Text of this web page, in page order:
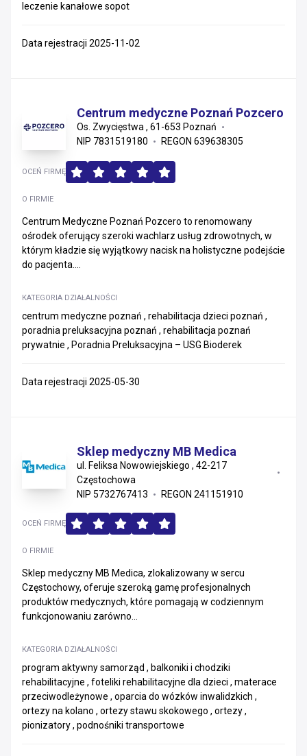
leczenie kanałowe sopot
Data rejestracji 2025-11-02
Centrum medyczne Poznań Pozcero
Os. Zwycięstwa , 61-653 Poznań
NIP 7831519180
REGON 639638305
O FIRMIE
Centrum Medyczne Poznań Pozcero to renomowany
ośrodek oferujący szeroki wachlarz usług zdrowotnych, w
którym kładzie się wyjątkowy nacisk na holistyczne podejście
do pacjenta....
KATEGORIA DZIAŁALNOŚCI
centrum medyczne poznań , rehabilitacja dzieci poznań ,
poradnia preluksacyjna poznań , rehabilitacja poznań
prywatnie , Poradnia Preluksacyjna – USG Bioderek
OCEŃ FIRMĘ
Data rejestracji 2025-05-30
Sklep medyczny MB Medica
ul. Feliksa Nowowiejskiego , 42-217
Częstochowa
NIP 5732767413
REGON 241151910
O FIRMIE
Sklep medyczny MB Medica, zlokalizowany w sercu
Częstochowy, oferuje szeroką gamę profesjonalnych
produktów medycznych, które pomagają w codziennym
funkcjonowaniu zarówno...
KATEGORIA DZIAŁALNOŚCI
program aktywny samorząd , balkoniki i chodziki
rehabilitacyjne , foteliki rehabilitacyjne dla dzieci , materace
przeciwodleżynowe , oparcia do wózków inwalidzkich ,
ortezy na kolano , ortezy stawu skokowego , ortezy ,
pionizatory , podnośniki transportowe
OCEŃ FIRMĘ